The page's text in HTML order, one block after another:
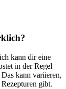
kann dir eine
in ​der‌ Regel
kann variieren,
gibt.